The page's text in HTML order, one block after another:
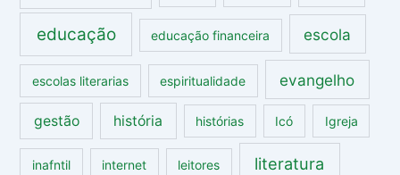
educação educação financeira escola
escolas literarias espiritualidade evangelho
gestão história histórias Icó Igreja
inafntil internet leitores literatura